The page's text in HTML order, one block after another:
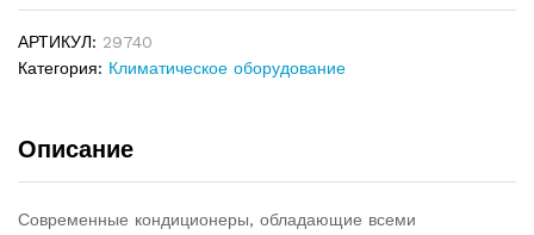
АРТИКУЛ: 29740
Категория: Климатическое оборудование
Описание
Современные кондиционеры, обладающие всеми